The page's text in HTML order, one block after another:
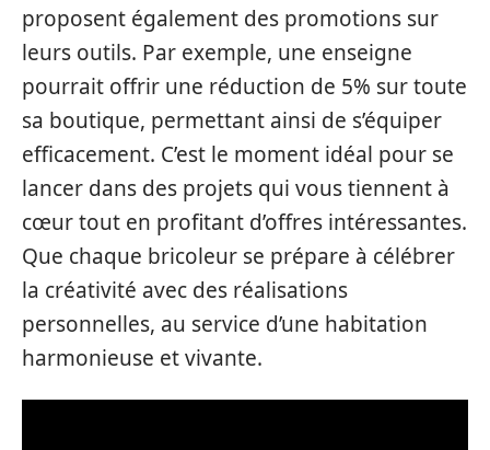
proposent également des promotions sur
leurs outils. Par exemple, une enseigne
pourrait offrir une réduction de 5% sur toute
sa boutique, permettant ainsi de s’équiper
efficacement. C’est le moment idéal pour se
lancer dans des projets qui vous tiennent à
cœur tout en profitant d’offres intéressantes.
Que chaque bricoleur se prépare à célébrer
la créativité avec des réalisations
personnelles, au service d’une habitation
harmonieuse et vivante.